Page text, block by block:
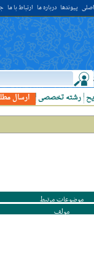
پیوندها درباره ما ارتباط با ما
عالِما فَکُن لَهُ خادِما ؛ هرگاه
ارسال
رشته تخصصی
موضوعات مرتبط
مولف